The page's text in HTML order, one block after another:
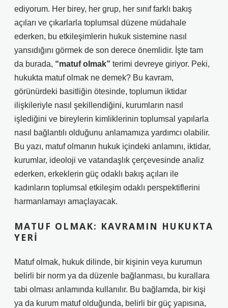
ediyorum. Her birey, her grup, her sınıf farklı bakış
açıları ve çıkarlarla toplumsal düzene müdahale
ederken, bu etkileşimlerin hukuk sistemine nasıl
yansıdığını görmek de son derece önemlidir. İşte tam
da burada, “matuf olmak” terimi devreye giriyor. Peki,
hukukta matuf olmak ne demek? Bu kavram,
görünürdeki basitliğin ötesinde, toplumun iktidar
ilişkileriyle nasıl şekillendiğini, kurumların nasıl
işlediğini ve bireylerin kimliklerinin toplumsal yapılarla
nasıl bağlantılı olduğunu anlamamıza yardımcı olabilir.
Bu yazı, matuf olmanın hukuk içindeki anlamını, iktidar,
kurumlar, ideoloji ve vatandaşlık çerçevesinde analiz
ederken, erkeklerin güç odaklı bakış açıları ile
kadınların toplumsal etkileşim odaklı perspektiflerini
harmanlamayı amaçlayacak.
MATUF OLMAK: KAVRAMIN HUKUKTA
YERI
Matuf olmak, hukuk dilinde, bir kişinin veya kurumun
belirli bir norm ya da düzenle bağlanması, bu kurallara
tabi olması anlamında kullanılır. Bu bağlamda, bir kişi
ya da kurum matuf olduğunda, belirli bir güç yapısına,